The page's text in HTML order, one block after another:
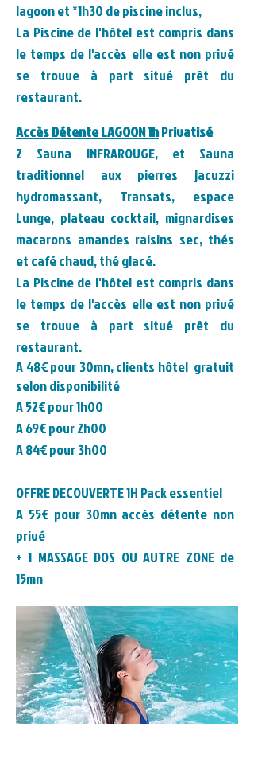
lagoon et *1h30 de piscine inclus,
La Piscine de l'hôtel est compris dans
le temps de l'accès elle est non privé
se trouve à part situé prêt du
restaurant.
Accès Détente LAGOON 1hPrivatisé
2 Sauna INFRAROUGE, et Sauna
traditionnel aux pierres jacuzzi
hydromassant, Transats, espace
Lunge, plateau cocktail, mignardises
macarons amandes raisins sec, thés
et café chaud, thé glacé.
La Piscine de l'hôtel est compris dans
le temps de l'accès elle est non privé
se trouve à part situé prêt du
restaurant.
A 48€ pour 30mn, clients hôtel gratuit
selon disponibilité
A 52€ pour 1h00
A 69€pour 2h00
A 84€pour 3h00
OFFRE DECOUVERTE 1H Pack essentiel
A 55€ pour 30mn accès détente non
privé
+ 1 MASSAGE DOS OU AUTRE ZONE de
15mn